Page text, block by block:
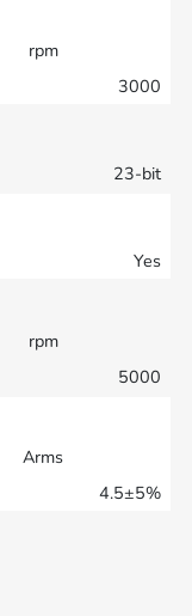
rpm
3000
23-bit
Yes
rpm
5000
Arms
4.5±5%